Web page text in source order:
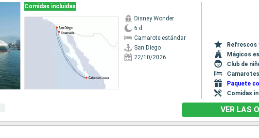
Comidas incluidas
Disney Wonder
6 d
Camarote estándar
San Diego
22/10/2026
Refrescos
Mágicos
Club de
Paquete
Comidas
VER LAS